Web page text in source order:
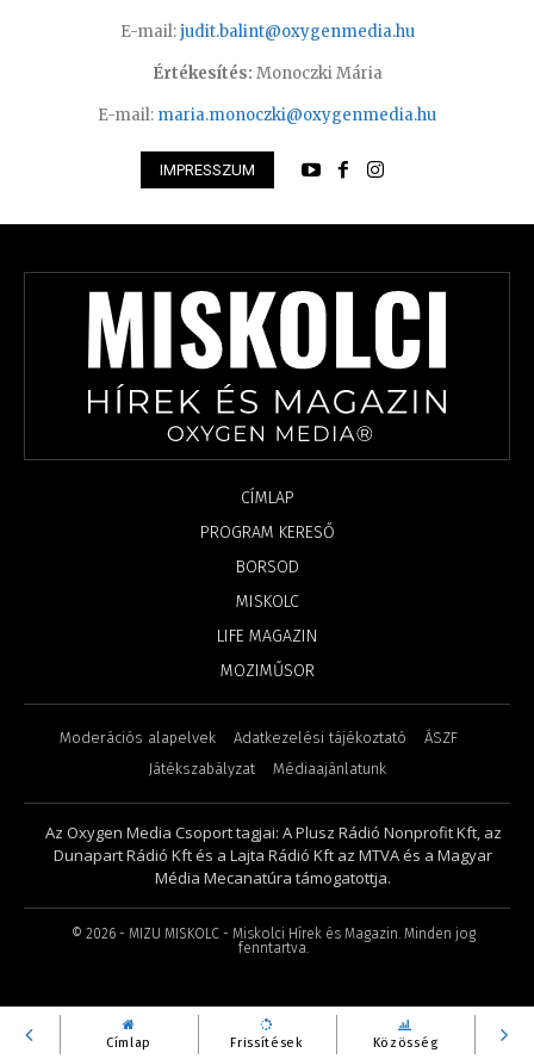
Címlap Frissítések Közösség
E-mail:judit.balint@oxygenmedia.hu
Értékesítés: Monoczki Mária
E-mail: maria.monoczki@oxygenmedia.hu
IMPRESSZUM
CÍMLAP
PROGRAM KERESŐ
BORSOD
MISKOLC
LIFE MAGAZIN
MOZIMŰSOR
Moderációs alapelvek Adatkezelési tájékoztató
ÁSZF
Játékszabályzat
Médiaajánlatunk
Az Oxygen Media Csoport tagjai: A Plusz Rádió Nonprofit Kft, az
Dunapart Rádió Kft és a Lajta Rádió Kft az MTVA és a Magyar
Média Mecanatúra támogatottja.
© 2026- MIZU MISKOLC - Miskolci Hírek és Magazin. Minden jog
fenntartva.